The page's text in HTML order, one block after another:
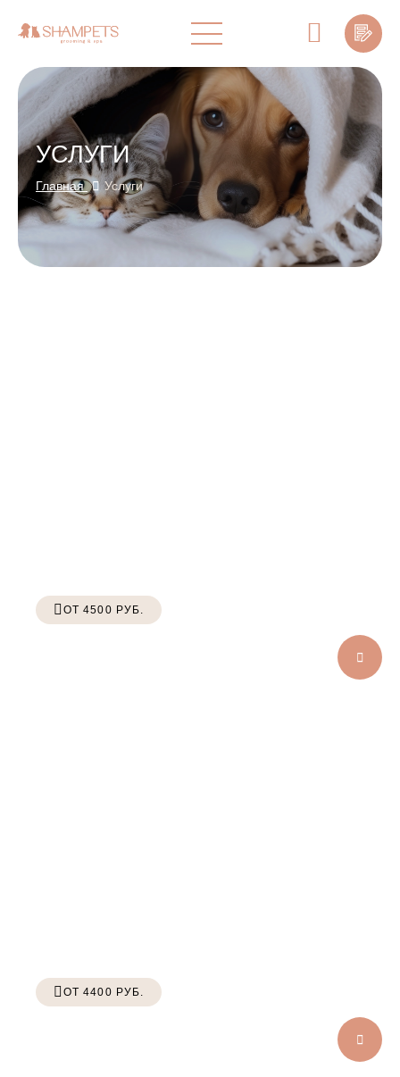
УСЛУГИ
Главная Услуги
ОТ 4500 РУБ.
ОТ 4400 РУБ.